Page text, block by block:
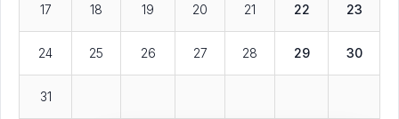
17 18 19 20 21 22 23
24 25 26 27 28 29 30
31